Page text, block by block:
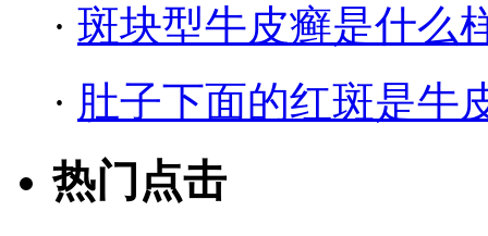
· 斑块型牛皮癣是什么
· 肚子下面的红斑是牛
热门点击